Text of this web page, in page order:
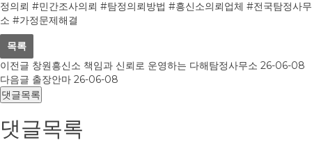
정의뢰 #민간조사의뢰 #탐정의뢰방법 #흥신소의뢰업체 #전국탐정사무
소 #가정문제해결
목록
이전글 창원흥신소 책임과 신뢰로 운영하는 다해탐정사무소 26-06-08
다음글 출장안마 26-06-08
댓글목록
댓글목록